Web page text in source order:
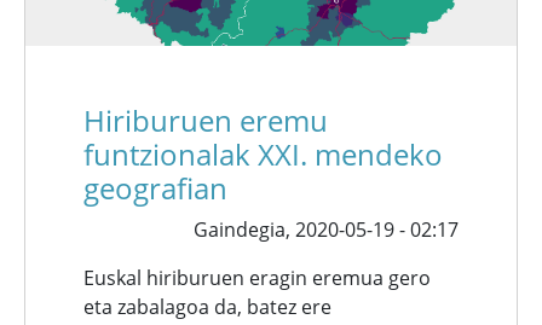
Hiriburuen eremu
funtzionalak XXI. mendeko
geografian
Gaindegia, 2020-05-19 - 02:17
Euskal hiriburuen eragin eremua gero
eta zabalagoa da, batez ere